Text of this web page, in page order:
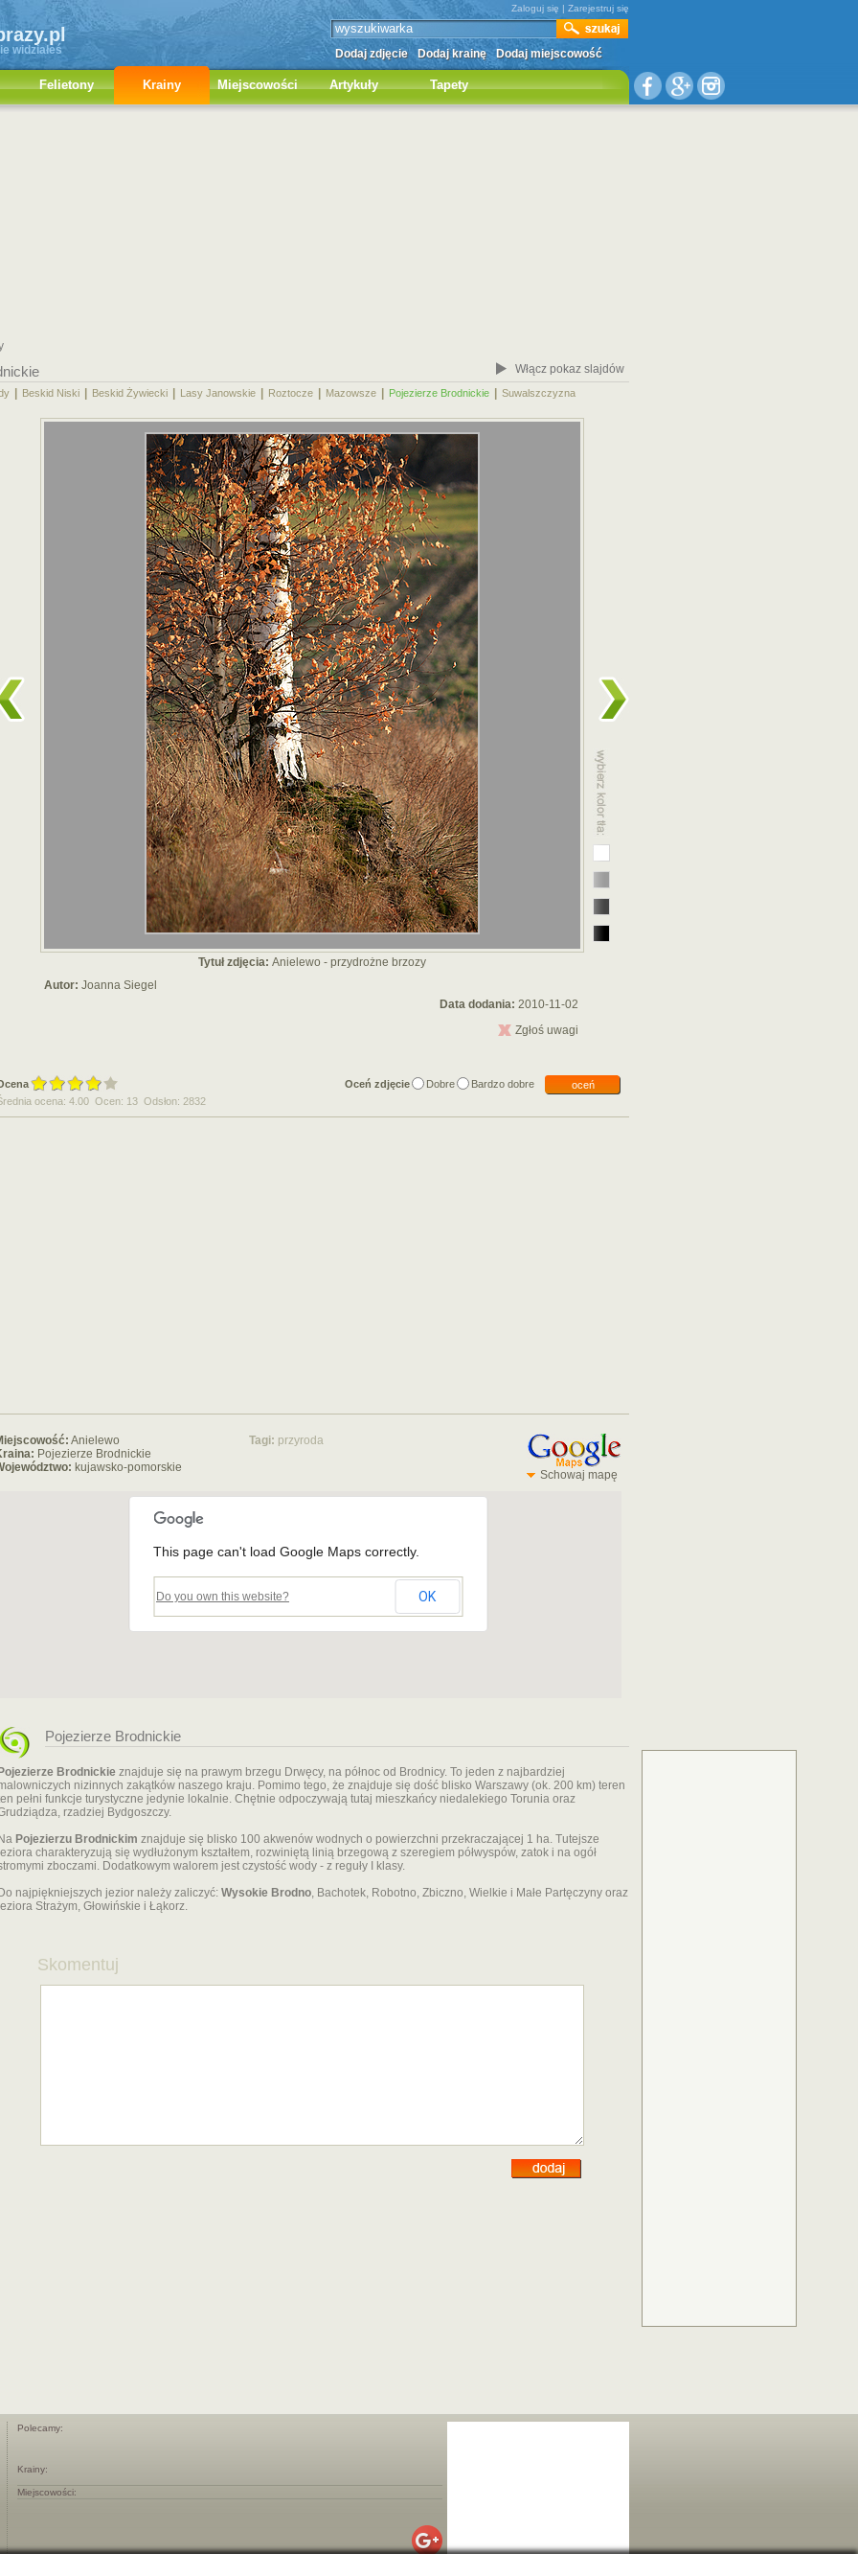
widziałeś
Zaloguj się | Zarejestruj się
Dodaj zdjęcie Dodaj krainę Dodaj miejscowość
Felietony Krainy Miejscowości Artykuły Tapety
Włącz pokaz slajdów
Beskid Niski Beskid Żywiecki Lasy Janowskie Roztocze Mazowsze Pojezierze Brodnickie Suwalszczyzna
Tytuł zdjęcia: Anielewo - przydrożne brzozy
Autor: Joanna Siegel
Data dodania: 2010-11-02
Zgłoś uwagi
Oceń zdjęcie Dobre Bardzo dobre
oceń
ocena: 4.00 Ocen: 13 Odsłon: 2832
Anielewo
Pojezierze Brodnickie
kujawsko-pomorskie
Tagi: przyroda
Schowaj mapę
This page can't load Google Maps correctly.
Do you own this website? OK
Pojezierze Brodnickie
Brodnickie znajduje się na prawym brzegu Drwęcy, na północ od Brodnicy. To jeden z najbardziej
nizinnych zakątków naszego kraju. Pomimo tego, że znajduje się dość blisko Warszawy (ok. 200 km) teren
pełni funkcje turystyczne jedynie lokalnie. Chętnie odpoczywają tutaj mieszkańcy niedalekiego Torunia oraz
rzadziej Bydgoszczy.
Pojezierzu Brodnickim znajduje się blisko 100 akwenów wodnych o powierzchni przekraczającej 1 ha. Tutejsze
charakteryzują się wydłużonym kształtem, rozwiniętą linią brzegową z szeregiem półwyspów, zatok i na ogół
zboczami. Dodatkowym walorem jest czystość wody - z reguły I klasy.
najpiękniejszych jezior należy zaliczyć: Wysokie Brodno, Bachotek, Robotno, Zbiczno, Wielkie i Małe Partęczyny oraz
Strażym, Głowińskie i Łąkorz.
Skomentuj
Polecamy:
Krainy:
Miejscowości: